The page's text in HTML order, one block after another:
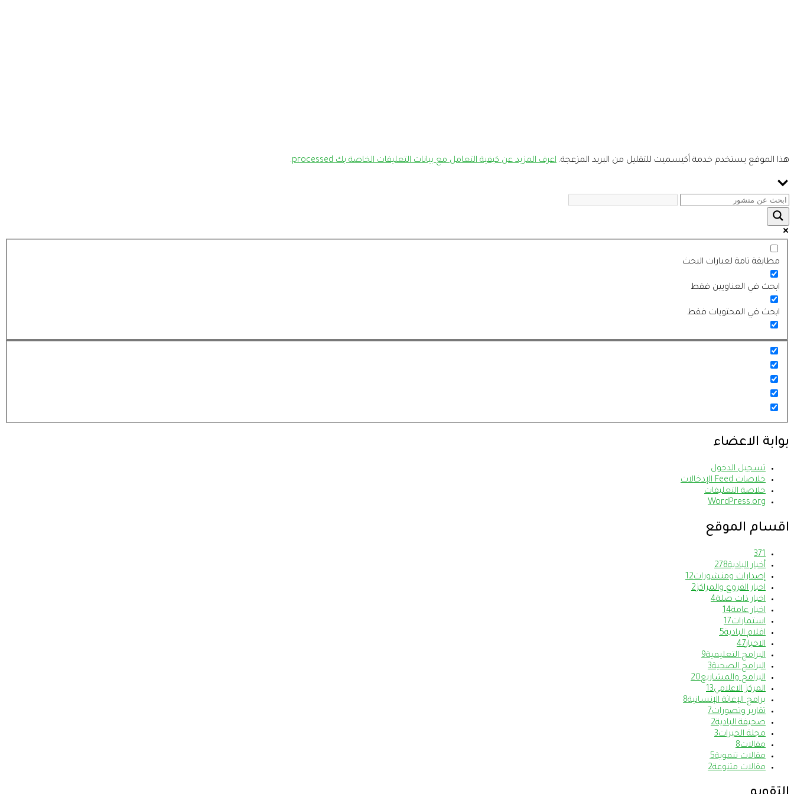
هذا الموقع يستخدم خدمة أكيسميت للتقليل من البريد المزعجة. اعرف المزيد عن كيفية التعامل مع بيانات التعليقات الخاصة بك processed .
مطابقة تامة لعبارات البحث
ابحث في العناويين فقط
ابحث في المحتويات فقط
بوابة الاعضاء
تسجيل الدخول
خلاصات Feed الإدخالات
خلاصة التعليقات
WordPress.org
اقسام الموقع
371
أخبار البادية278
إصدارات ومنشورات12
اخبار الفروع والمراكز2
اخبار ذات صلة4
اخبار عامة14
استمارات17
اقلام البادية5
الاخبار47
البرامج التعليمية9
البرامج الصحية3
البرامج والمشاريع20
المركز الاعلامي13
برامج الإغاثة الإنسانية8
تقارير وتصورات7
صحيفة البادية2
مجلة الخيرات3
مقالات8
مقالات تنموية5
مقالات متنوعة2